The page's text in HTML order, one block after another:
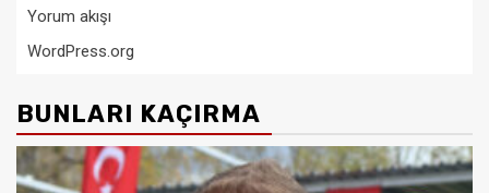
Yorum akışı
WordPress.org
BUNLARI KAÇIRMA